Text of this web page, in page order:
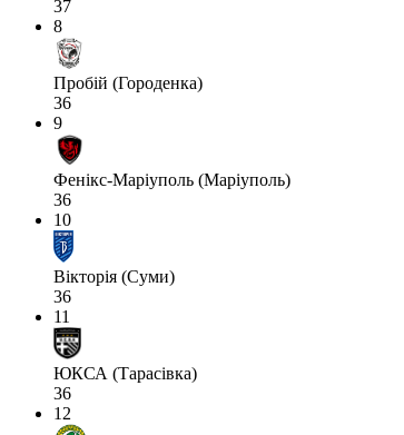
37
8
Пробій (Городенка)
36
9
Фенікс-Маріуполь (Маріуполь)
36
10
Вікторія (Суми)
36
11
ЮКСА (Тарасівка)
36
12